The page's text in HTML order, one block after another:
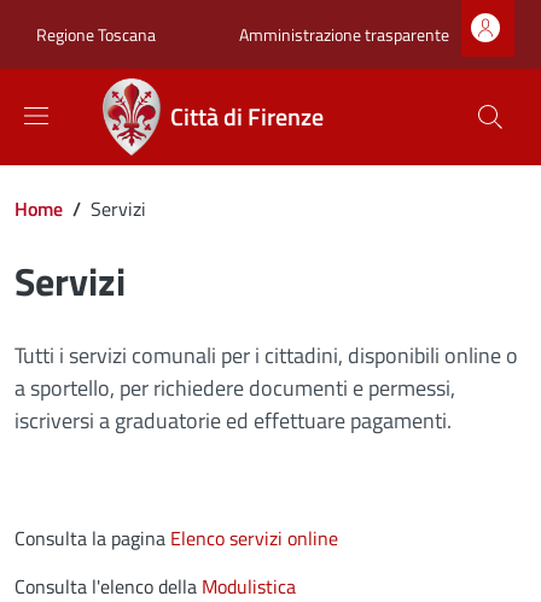
Regione Toscana Zona superiore
Amministrazione trasparente
Città di Firenze
Briciole di pane
Home / Servizi
Servizi
Tutti i servizi comunali per i cittadini, disponibili online o
a sportello, per richiedere documenti e permessi,
iscriversi a graduatorie ed effettuare pagamenti.
Consulta la pagina Elenco servizi online
Consulta l'elenco della Modulistica